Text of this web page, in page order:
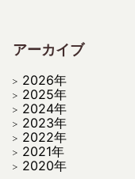
アーカイブ
2026年
2025年
2024年
2023年
2022年
2021年
2020年